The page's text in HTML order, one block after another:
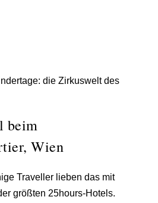
die Zirkuswelt des
beim
Wien
Traveller lieben das mit
größten 25hours-Hotels.